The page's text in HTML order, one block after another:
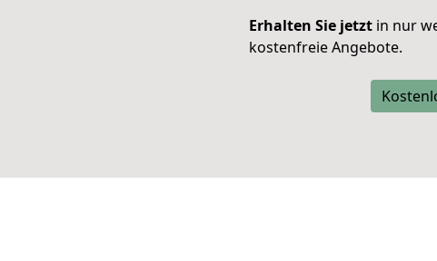
Erhalten Sie jetzt in nur
kostenfreie Angebote.